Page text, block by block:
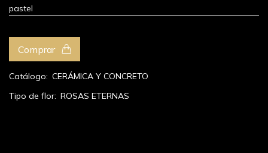
pastel
Comprar
Catálogo: CERÁMICA Y CONCRETO
Tipo de flor: ROSAS ETERNAS